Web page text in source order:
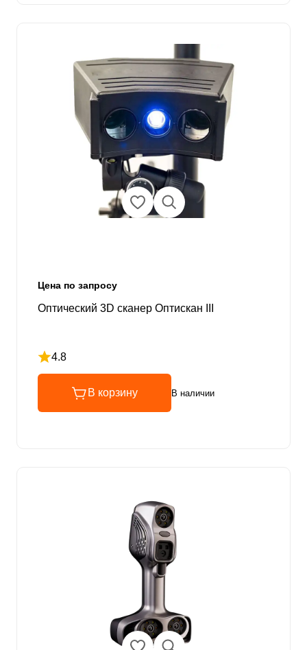
Цена по запросу
Оптический 3D сканер Оптискан III
4.8
Рейтинг 4.8 из 5
В корзину В наличии